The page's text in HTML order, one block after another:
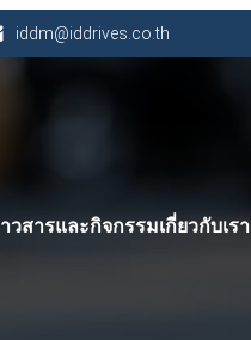
iddm@iddrives.co.th
วสารและกิจกรรมเกี่ยวกับเรา